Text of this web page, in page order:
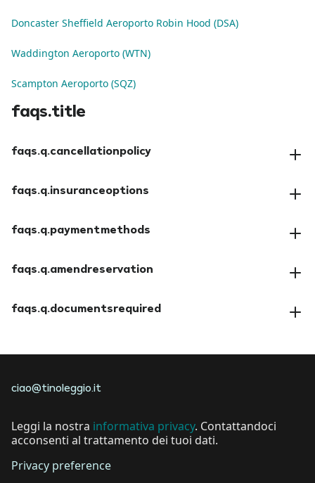
Doncaster Sheffield Aeroporto Robin Hood (DSA)
Waddington Aeroporto (WTN)
Scampton Aeroporto (SQZ)
faqs.title
faqs.q.cancellationpolicy
faqs.q.insuranceoptions
faqs.q.paymentmethods
faqs.q.amendreservation
faqs.q.documentsrequired
ciao@tinoleggio.it
Leggi la nostra informativa privacy. Contattandoci
acconsenti al trattamento dei tuoi dati.
Privacy preference